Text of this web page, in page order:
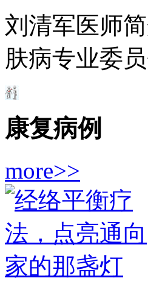
刘清军医师
肤病专业委
康复病例
more>>